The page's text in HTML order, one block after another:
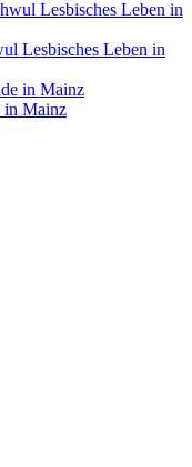
Lesbisches Leben in
in Mainz